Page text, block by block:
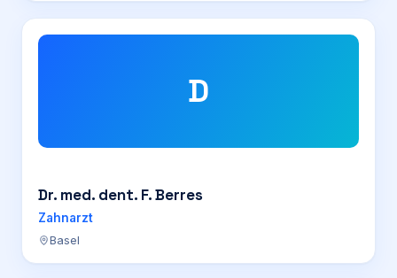
D
Dr. med. dent. F. Berres
Zahnarzt
Basel